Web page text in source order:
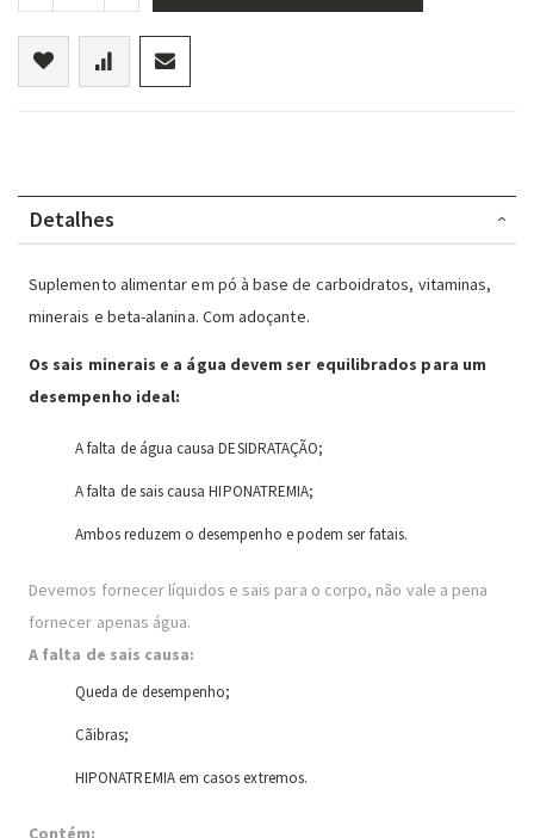
Detalhes
Suplemento alimentar em pó à base de carboidratos, vitaminas,
minerais e beta-alanina. Com adoçante.
Os sais minerais e a água devem ser equilibrados para um
desempenho ideal:
A falta de água causa DESIDRATAÇÃO;
A falta de sais causa HIPONATREMIA;
Ambos reduzem o desempenho e podem ser fatais.
Devemos fornecer líquidos e sais para o corpo, não vale a pena
fornecer apenas água.
A falta de sais causa:
Queda de desempenho;
Cãibras;
HIPONATREMIA em casos extremos.
Contém: